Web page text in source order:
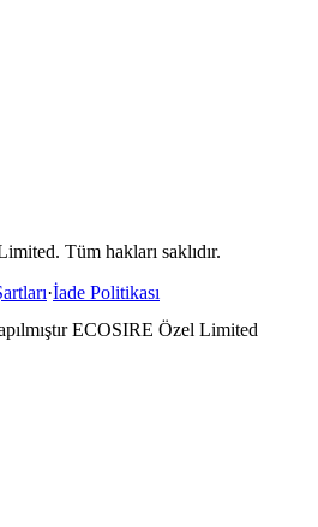
Tüm hakları saklıdır.
·İade Politikası
ECOSIRE Özel Limited